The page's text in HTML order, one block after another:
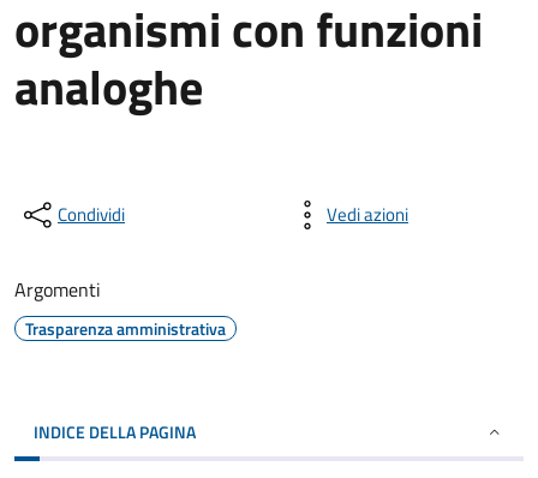
organismi con funzioni
analoghe
Condividi Vedi azioni
Argomenti
Trasparenza amministrativa
INDICE DELLA PAGINA